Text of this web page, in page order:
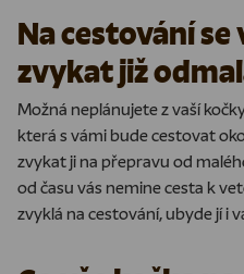
Na cestování
zvykat již
Možná neplánujete z vaší
která s vámi bude cestovat
zvykat ji na přepravu od
od času vás nemine cesta k
zvyklá na cestování, ubyde jí i